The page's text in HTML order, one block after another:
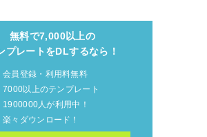
無料で7,000以上の
プレートをDLするなら！
会員登録・利用料無料
7000以上のテンプレート
1900000人が利用中！
楽々ダウンロード！